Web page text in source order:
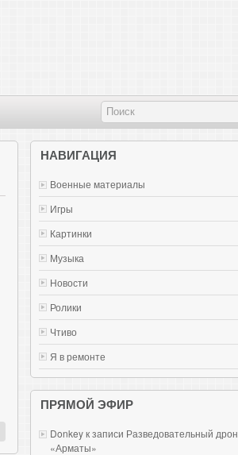
НАВИГАЦИЯ
Военные материалы
Игры
Картинки
Музыка
Новости
Ролики
Чтиво
Я в ремонте
ПРЯМОЙ ЭФИР
Donkey к записи Разведовательный дрон
«Арматы»